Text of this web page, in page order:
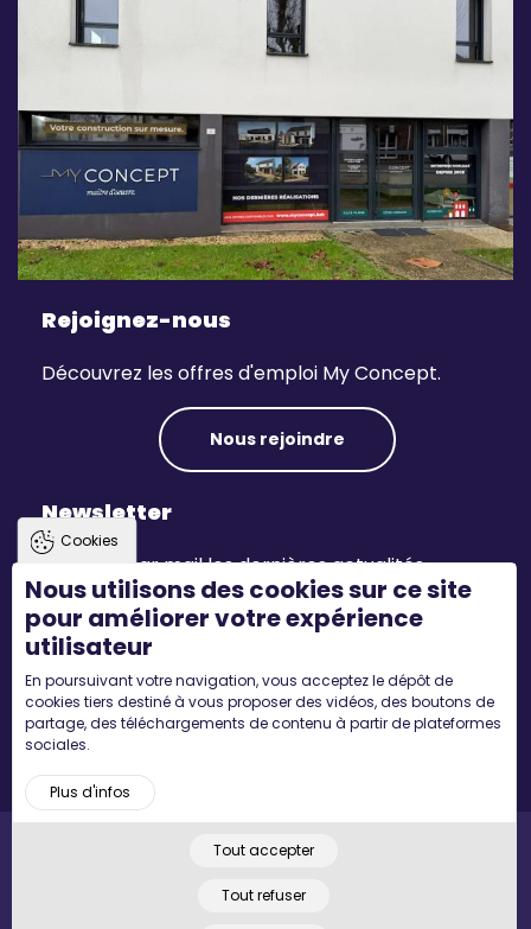
Rejoignez-nous
Découvrez les offres d'emploi My Concept.
Nous rejoindre
Newsletter
Recevez par mail les dernières actualités.
S'inscrire
Suivez-nous
Mentions légales
Cookies
Nous utilisons des cookies sur ce site
pour améliorer votre expérience
utilisateur
En poursuivant votre navigation, vous acceptez le dépôt de
cookies tiers destiné à vous proposer des vidéos, des boutons de
partage, des téléchargements de contenu à partir de plateformes
sociales.
Plus d'infos
Tout accepter
Tout refuser